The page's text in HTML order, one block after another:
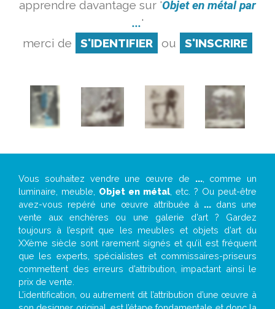
apprendre davantage sur 'Objet en métal par
...'
merci de
S'IDENTIFIER ou S'INSCRIRE
Vous souhaitez vendre une œuvre de ..., comme un
luminaire, meuble, Objet en métal , etc. ? Ou peut-être
avez-vous repéré une œuvre attribuée à ... dans une
vente aux enchères ou une galerie d’art ? Gardez
toujours à l’esprit que les meubles et objets d’art du
XXème siècle sont rarement signés et qu’il est fréquent
que les experts, spécialistes et commissaires-priseurs
commettent des erreurs d’attribution, impactant ainsi le
prix de vente.
L’identification, ou autrement dit l’attribution d’une œuvre à